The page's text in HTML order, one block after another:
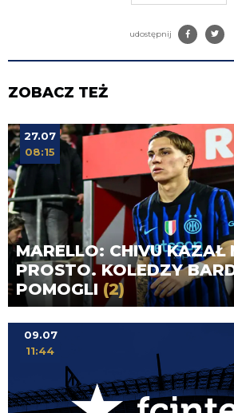
udostępnij
ZOBACZ TEŻ
MARELLO: CHIVU KAZAŁ
PROSTO. KOLEDZY
POMOGLI (2)
27.07
08:15
09.07
11:44